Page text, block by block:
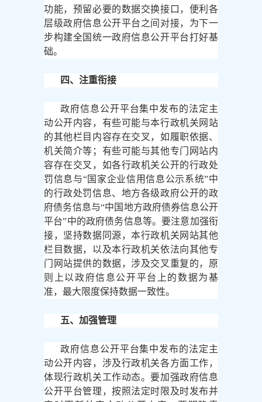
功能，预留必要的数据交换接口，便利各
层级政府信息公开平台之间对接，为下一
步构建全国统一政府信息公开平台打好基
础。
四、注重衔接
政府信息公开平台集中发布的法定主
动公开内容，有些可能与本行政机关网站
的其他栏目内容存在交叉，如履职依据、
机关简介等；有些可能与其他专门网站内
容存在交叉，如各行政机关公开的行政处
罚信息与“国家企业信用信息公示系统”中
的行政处罚信息、地方各级政府公开的政
府债务信息与“中国地方政府债券信息公开
平台”中的政府债务信息等。要注意加强衔
接，坚持数据同源，本行政机关网站其他
栏目数据，以及本行政机关依法向其他专
门网站提供的数据，涉及交叉重复的，原
则上以政府信息公开平台上的数据为基
准，最大限度保持数据一致性。
五、加强管理
政府信息公开平台集中发布的法定主
动公开内容，涉及行政机关各方面工作，
体现行政机关工作动态。要加强政府信息
公开平台管理，按照法定时限及时发布并